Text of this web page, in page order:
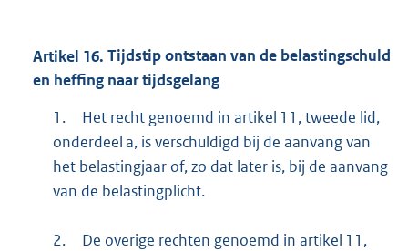
Artikel 16. Tijdstip ontstaan van de belastingschuld
en heffing naar tijdsgelang
1.
Het recht genoemd in artikel 11, tweede lid,
onderdeel a, is verschuldigd bij de aanvang van
het belastingjaar of, zo dat later is, bij de aanvang
van de belastingplicht.
2.
De overige rechten genoemd in artikel 11,